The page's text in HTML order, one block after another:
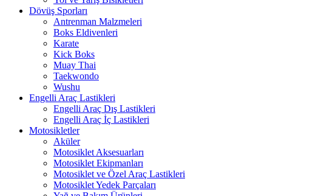
Dövüş Sporları
Antrenman Malzmeleri
Boks Eldivenleri
Karate
Kick Boks
Muay Thai
Taekwondo
Wushu
Engelli Araç Lastikleri
Engelli Araç Dış Lastikleri
Engelli Araç İç Lastikleri
Motosikletler
Aküler
Motosiklet Aksesuarları
Motosiklet Ekipmanları
Motosiklet ve Özel Araç Lastikleri
Motosiklet Yedek Parçaları